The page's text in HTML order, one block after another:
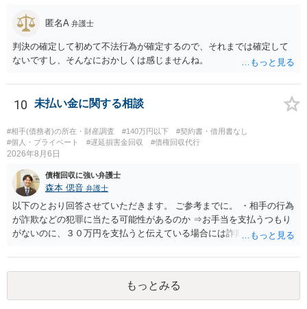
匿名A 弁護士
判決の確定して初めて不法行為が確定するので、それまでは確定して
ないですし、そんなにおかしくは感じませんね。
10 未払い金に関する相談
#相手(債務者)の所在・財産調査 #140万円以下
#契約書・借用書なし
#個人・プライベート
#遅延損害金回収 #債権回収代行
2026年8月6日
債権回収に強い弁護士
森本 偲音 弁護士
以下のとおり回答させていただきます。 ご参考までに。 ・相手の行為
が詐欺などの犯罪に当たる可能性があるのか ⇒お手当を支払うつもり
がないのに、３０万円を支払うと伝えている場合には詐欺罪に該当す
段が取れるのか ⇒契約に基づく履行請求として３０万円を請求するこ
とが考えられますが、 パパ活の契約は、売春防止法に抵触する契約
であるため、公序良俗に反する契約として 民法上無効（民法９０
条）となるため、相手方に請求できない可能性が高いです。 ・相手の
もっとみる